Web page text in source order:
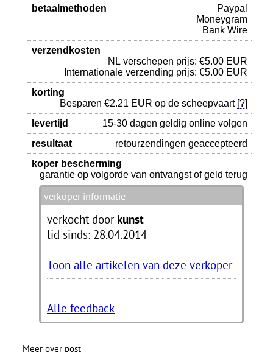
betaalmethoden
Paypal
Moneygram
Bank Wire
verzendkosten
NL verschepen prijs: €5.00 EUR
Internationale verzending prijs: €5.00 EUR
korting
Besparen €2.21 EUR op de scheepvaart [?]
levertijd
15-30 dagen geldig online volgen
resultaat
retourzendingen geaccepteerd
koper bescherming
garantie op volgorde van ontvangst of geld terug
verkoper informatie
verkocht door kunst
lid sinds: 28.04.2014
Toon alle artikelen van deze verkoper
Alle feedback
Meer over post